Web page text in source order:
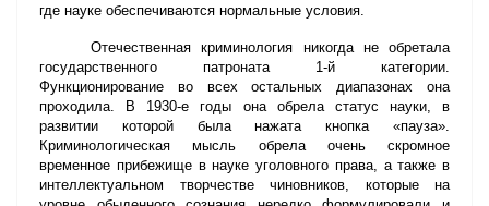
где науке обеспечиваются нормальные условия.
Отечественная криминология никогда не обретала
государственного патроната 1-й категории.
Функционирование во всех остальных диапазонах она
проходила. В 1930-е годы она обрела статус науки, в
развитии которой была нажата кнопка «пауза».
Криминологическая мысль обрела очень скромное
временное прибежище в науке уголовного права, а также в
интеллектуальном творчестве чиновников, которые на